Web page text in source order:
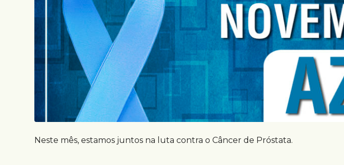
Neste mês, estamos juntos na luta contra o Câncer de Próstata.